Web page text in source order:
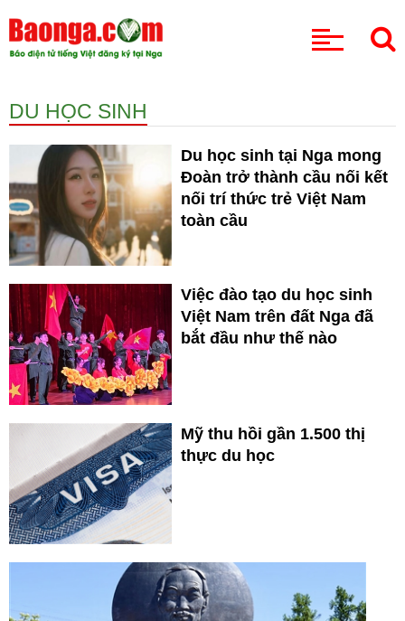
DU HỌC SINH
Du học sinh tại Nga mong
Đoàn trở thành cầu nối kết
nối trí thức trẻ Việt Nam
toàn cầu
Việc đào tạo du học sinh
Việt Nam trên đất Nga đã
bắt đầu như thế nào
Mỹ thu hồi gần 1.500 thị
thực du học